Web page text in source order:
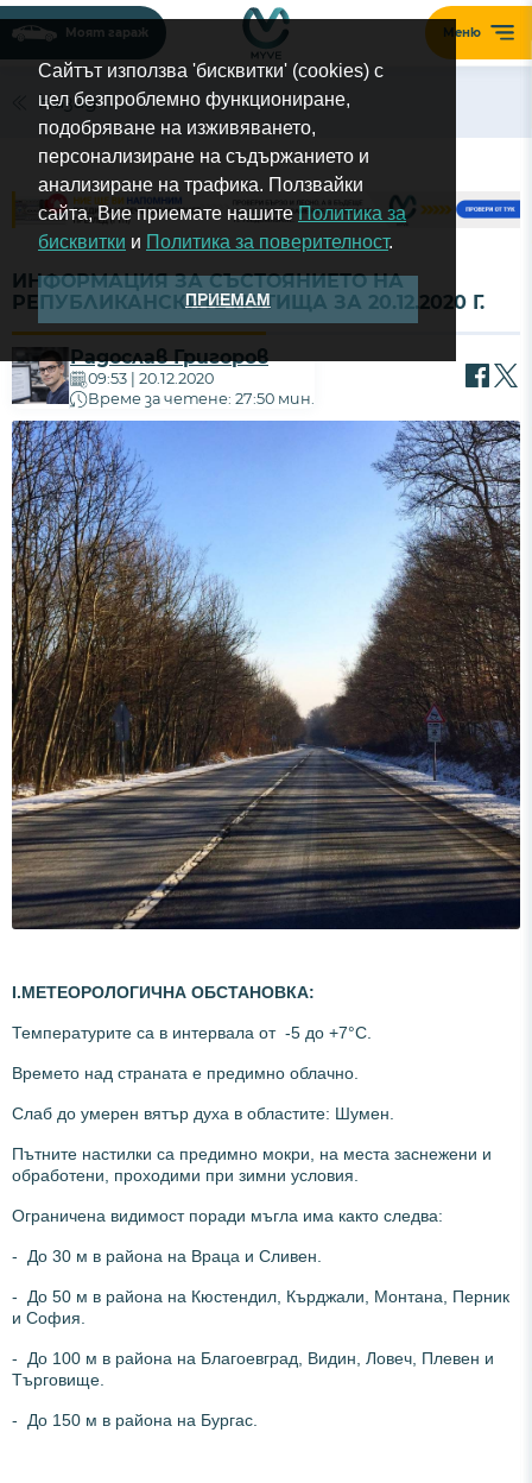
Сайтът използва 'бисквитки' (cookies) с
цел безпроблемно функциониране,
подобряване на изживяването,
персонализиране на съдържанието и
анализиране на трафика. Ползвайки
сайта, Вие приемате нашите Политика за
бисквитки и Политика за поверителност.
ПРИЕМАМ
Меню
Моят гараж
Назад
ИНФОРМАЦИЯ ЗА СЪСТОЯНИЕТО НА
РЕПУБЛИКАНСКИТЕ ПЪТИЩА ЗА 20.12.2020 Г.
Радослав Григоров
09:53 | 20.12.2020
Време за четене: 27:50 мин.
І.МЕТЕОРОЛОГИЧНА ОБСТАНОВКА:
Температурите са в интервала от -5 до +7°С.
Времето над страната е предимно облачно.
Слаб до умерен вятър духа в областите: Шумен.
Пътните настилки са предимно мокри, на места заснежени и
обработени, проходими при зимни условия.
Ограничена видимост поради мъгла има както следва:
- До 30 м в района на Враца и Сливен.
- До 50 м в района на Кюстендил, Кърджали, Монтана, Перник
и София.
- До 100 м в района на Благоевград, Видин, Ловеч, Плевен и
Търговище.
- До 150 м в района на Бургас.